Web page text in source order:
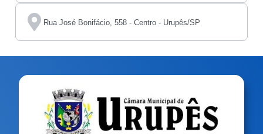
Rua José Bonifácio, 558 - Centro - Urupês/SP